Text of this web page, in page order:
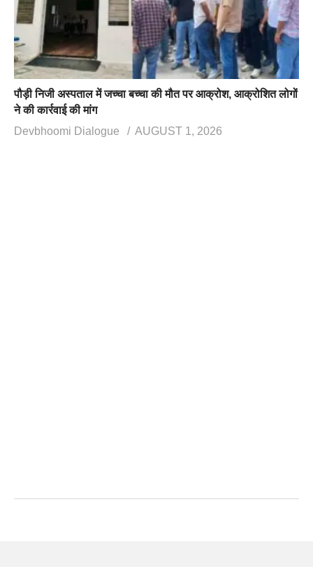
पौड़ी निजी अस्पताल में जच्चा बच्चा की मौत पर आक्रोश, आक्रोशित लोगों
ने की कार्रवाई की मांग
Devbhoomi Dialogue
AUGUST 1, 2026